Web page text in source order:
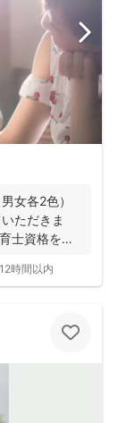
女各2色）
ただきま
士資格を持
12時間以内